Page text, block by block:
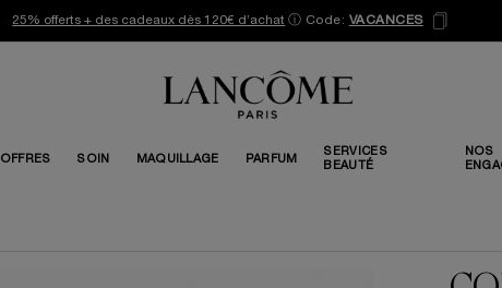
25% offerts + des cadeaux dès 120€ d’achat ⓘ Code: VACANCES
OFFRES SOIN MAQUILLAGE PARFUM
SERVICES
BEAUTÉ
NOS